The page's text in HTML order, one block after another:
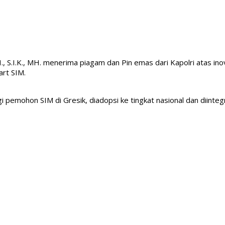
S.I.K., MH. menerima piagam dan Pin emas dari Kapolri atas
SIM.
SIM di Gresik, diadopsi ke tingkat nasional dan